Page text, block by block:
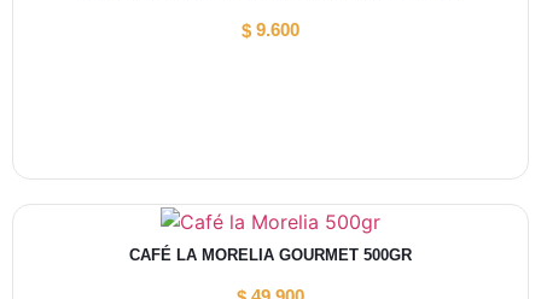
$ 9.600
CAFÉ LA MORELIA GOURMET 500GR